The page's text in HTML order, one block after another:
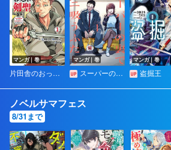
マンガ｜巻
盗掘王
マンガ｜巻
スーパーの裏でヤニ吸うふたり【デジタル版限定特典付き】
マンガ｜巻
片田舎のおっさん、剣聖になる～ただの田舎の剣術師範だったのに、大成した弟子たちが俺を放ってくれない件～
ノベルサマフェス
8/31まで